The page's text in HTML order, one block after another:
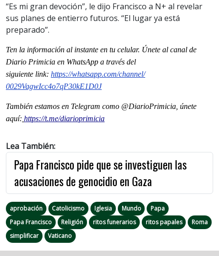
“Es mi gran devoción”, le dijo Francisco a N+ al revelar
sus planes de entierro futuros. “El lugar ya está
preparado”.
Ten la información al instante en tu celular. Únete al canal de
Diario Primicia en WhatsApp a través del
siguiente link: https://whatsapp.com/channel/
0029VagwIcc4o7qP30kE1D0J
También estamos en Telegram como @DiarioPrimicia, únete
aquí: https://t.me/diarioprimicia
Lea También:
Papa Francisco pide que se investiguen las
acusaciones de genocidio en Gaza
aprobación Catolicismo Iglesia Mundo
Papa
Papa Francisco
Religión ritos funerarios ritos papales
Roma
simplificar
Vaticano